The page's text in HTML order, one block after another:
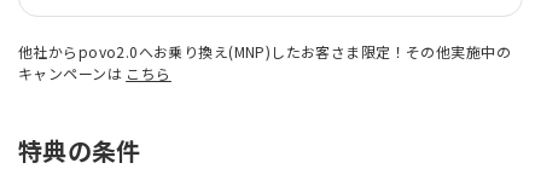
他社からpovo2.0へお乗り換え(MNP)したお客さま限定！その他実施中の
キャンペーンは こちら
特典の条件